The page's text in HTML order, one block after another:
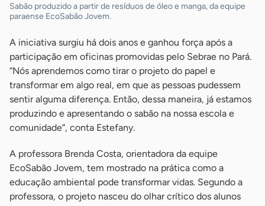
Sabão produzido a partir de resíduos de óleo e manga, da equipe
paraense EcoSabão Jovem.
A iniciativa surgiu há dois anos e ganhou força após a
participação em oficinas promovidas pelo Sebrae no Pará.
“Nós aprendemos como tirar o projeto do papel e
transformar em algo real, em que as pessoas pudessem
sentir alguma diferença. Então, dessa maneira, já estamos
produzindo e apresentando o sabão na nossa escola e
comunidade”, conta Estefany.
A professora Brenda Costa, orientadora da equipe
EcoSabão Jovem, tem mostrado na prática como a
educação ambiental pode transformar vidas. Segundo a
professora, o projeto nasceu do olhar crítico dos alunos